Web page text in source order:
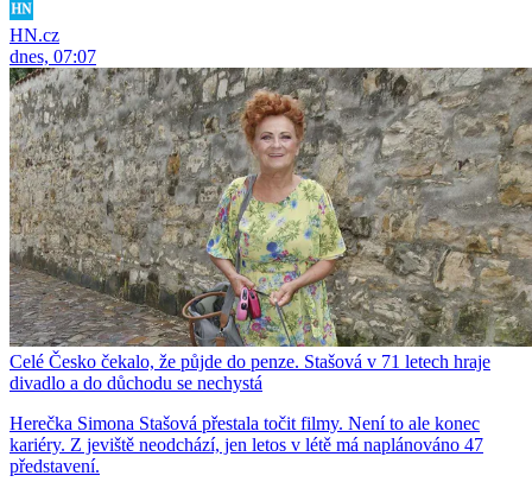
HN.cz
dnes, 07:07
Celé Česko čekalo, že půjde do penze. Stašová v 71 letech hraje
divadlo a do důchodu se nechystá
Herečka Simona Stašová přestala točit filmy. Není to ale konec
kariéry. Z jeviště neodchází, jen letos v létě má naplánováno 47
představení.